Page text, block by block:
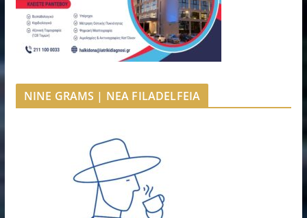
NINE GRAMS | NEA FILADELFEIA